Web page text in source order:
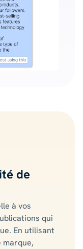
de
à vos
qui
En utilisant
marque,